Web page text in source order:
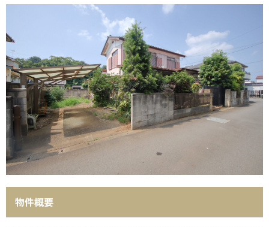
物件概要